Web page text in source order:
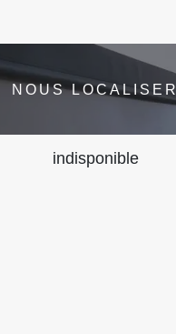
NOUS LOCALISER
indisponible